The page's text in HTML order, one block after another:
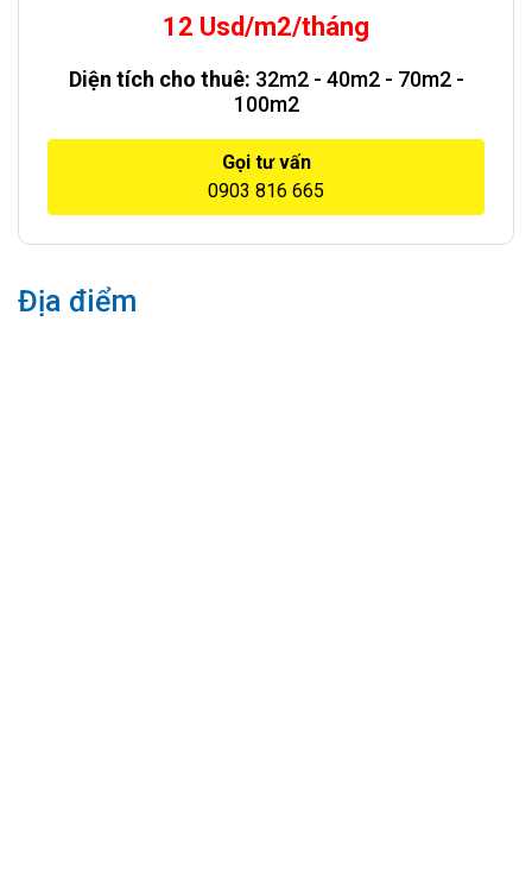
12 Usd/m2/tháng
Diện tích cho thuê: 32m2 - 40m2 - 70m2 -
100m2
Gọi tư vấn
0903 816 665
Địa điểm